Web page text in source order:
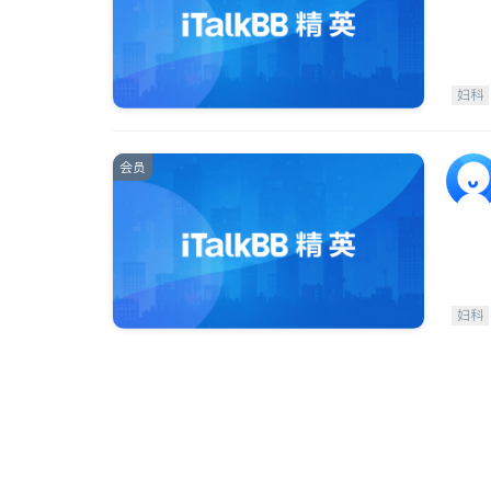
妇科
会员
妇科